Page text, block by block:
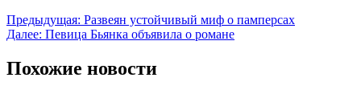
Предыдущая: Развеян устойчивый миф о памперсах
Далее: Певица Бьянка объявила о романе
Похожие новости